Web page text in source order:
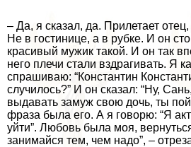
– Да, я сказал, да. Прилетает
Не в гостинице, а в рубке. И он
красивый мужик такой. И он так
него плечи стали вздрагивать. Я
спрашиваю: “Константин
случилось?” И он сказал: “Ну,
выдавать замуж свою дочь, ты
фраза была его. А я говорю: “Я
уйти”. Любовь была моя,
занимайся тем, чем надо”, –